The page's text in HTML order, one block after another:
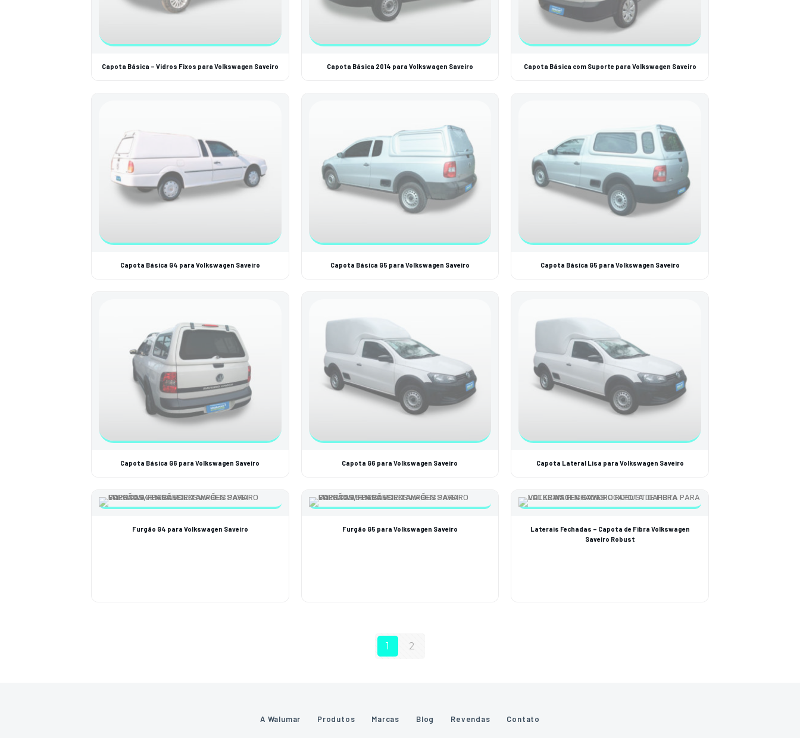
Capota Básica – Vidros Fixos para Volkswagen Saveiro Capota Básica 2014 para Volkswagen Saveiro Capota Básica com Suporte para Volkswagen Saveiro
Capota Básica G4 para Volkswagen Saveiro Capota Básica G5 para Volkswagen Saveiro Capota Básica G5 para Volkswagen Saveiro
Capota Básica G6 para Volkswagen Saveiro Capota G6 para Volkswagen Saveiro Capota Lateral Lisa para Volkswagen Saveiro
Furgão G4 para Volkswagen Saveiro Furgão G5 para Volkswagen Saveiro
Laterais Fechadas – Capota de Fibra Volkswagen
Saveiro Robust
1 2
A Walumar Produtos Marcas Blog Revendas Contato